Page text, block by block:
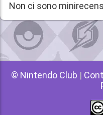
Non ci sono
© Nintendo Club |